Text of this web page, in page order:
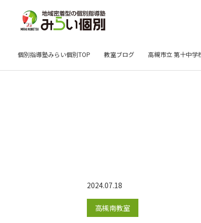
個別指導塾みらい個別TOP 教室ブログ 高槻市立 第十中学
2024.07.18
高槻南教室